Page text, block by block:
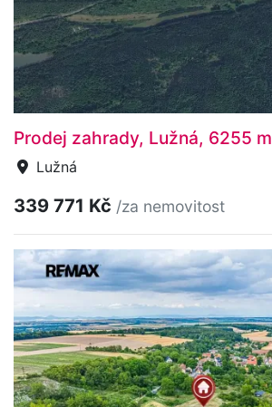
Prodej zahrady, Lužná, 6255 m
Lužná
339 771 Kč /za nemovitost